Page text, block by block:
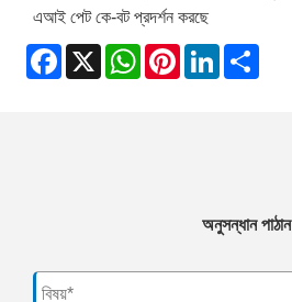
এআই পেট কে-বট প্রদর্শন করছে
Facebook
X WhatsApp
PinterestLinkedIn
অনুসন্ধান পাঠান